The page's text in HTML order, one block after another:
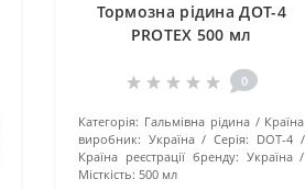
Тормозна рідина ДОТ-4
PROTEX 500 мл
0
Категорія: Гальмівна рідина
Країна
виробник: Україна Серія: DOT-4
Країна реєстрації бренду: Україна
Місткість: 500 мл